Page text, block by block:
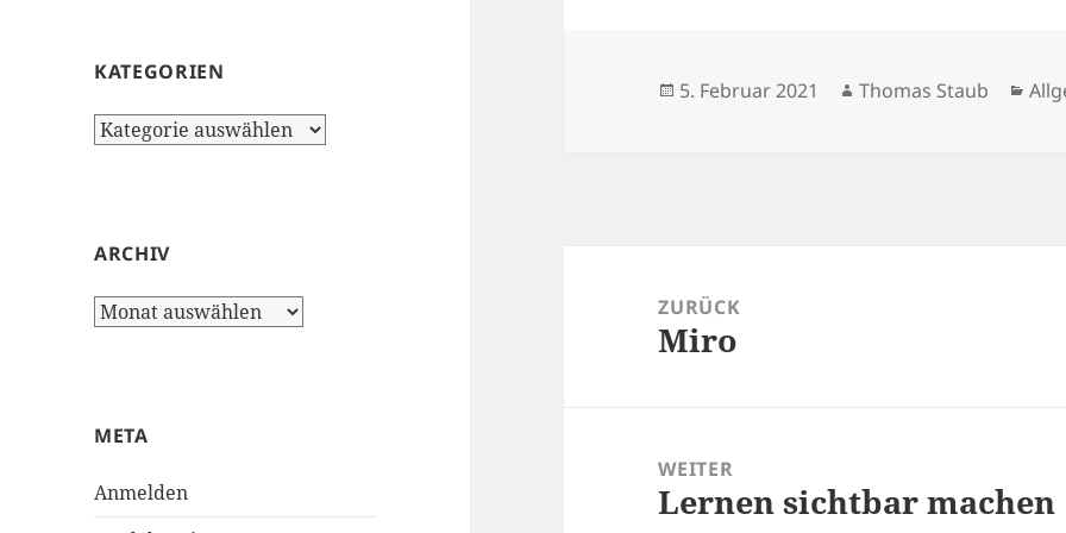
KATEGORIEN
Kategorien
ARCHIV
Archiv
META
Anmelden
Veröffentlicht
5. Februar 2021 Autor
Thomas Staub
ZURÜCK
Vorheriger
Miro
WEITER
Nächster
Lernen sichtbar machen